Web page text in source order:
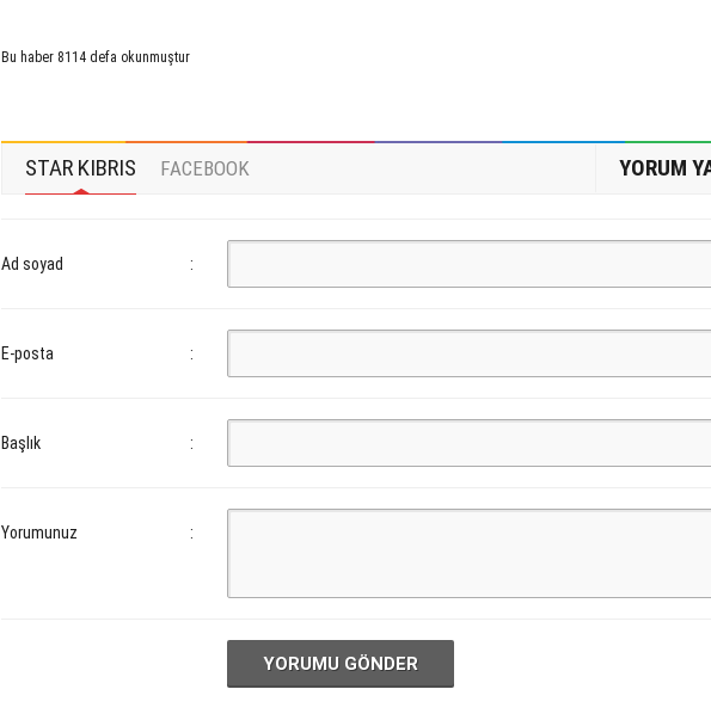
Bu haber 8114 defa okunmuştur
STAR KIBRIS FACEBOOK YORUM
Ad soyad :
E-posta :
Başlık :
Yorumunuz :
YORUMU GÖNDER